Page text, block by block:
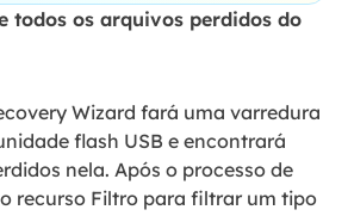
todos os arquivos perdidos do
Wizard fará uma varredura
flash USB e encontrará
nela. Após o processo de
recurso Filtro para filtrar um tipo